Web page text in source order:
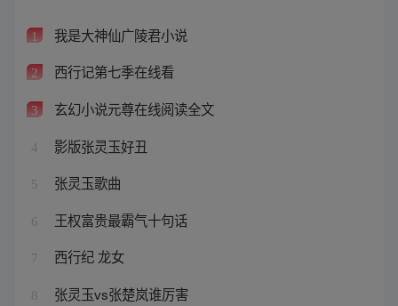
1 我是大神仙广陵君小说
2 西行记第七季在线看
3 玄幻小说元尊在线阅读全文
4 影版张灵玉好丑
5 张灵玉歌曲
6 王权富贵最霸气十句话
7 西行纪 龙女
8 张灵玉vs张楚岚谁厉害